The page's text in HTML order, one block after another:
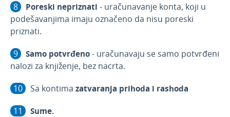
Poreski nepriznati - uračunavanje konta, koji u
podešavanjima imaju označeno da nisu poreski
priznati.
Samo potvrđeno- uračunavaju se samo potvrđeni
nalozi za knjiženje, bez nacrta.
Sa kontima zatvaranja prihoda i rashoda
Sume.